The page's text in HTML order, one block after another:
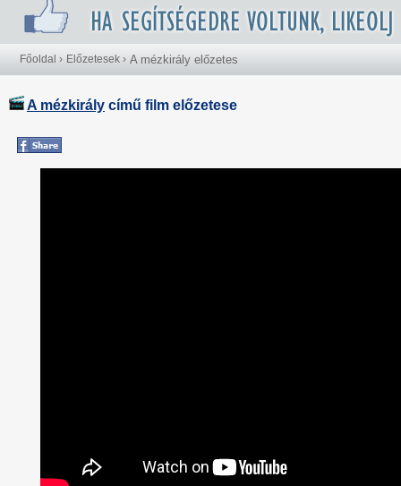
Főoldal › Előzetesek › A mézkirály előzetes
A mézkirály című film előzetese